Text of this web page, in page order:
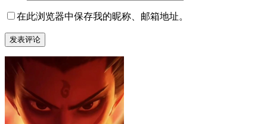
在此浏览器中保存我的昵称、邮箱地址。